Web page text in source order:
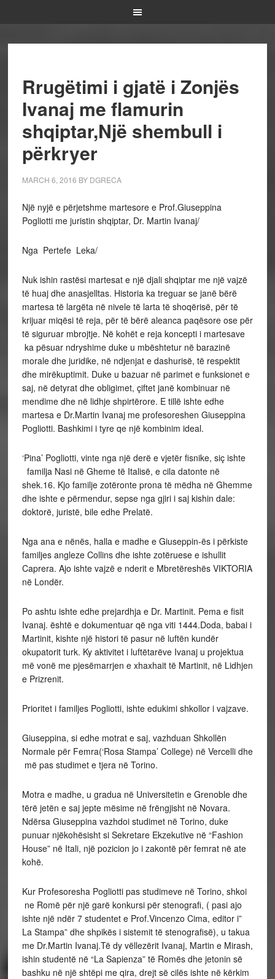
Rrugëtimi i gjatë i Zonjës
Ivanaj me flamurin
shqiptar,Një shembull i
përkryer
MARCH 6, 2016 BY DGRECA
Një nyjë e përjetshme martesore e Prof.Giuseppina
Pogliotti me juristin shqiptar, Dr. Martin Ivanaj/
Nga Pertefe Leka/
Nuk ishin rastësi martesat e një djali shqiptar me një vajzë
të huaj dhe anasjelltas. Historia ka treguar se janë bërë
martesa të largëta në nivele të larta të shoqërisë, për të
krijuar miqësi të reja, për të bërë aleanca paqësore ose për
të siguruar mbrojtje. Në kohët e reja koncepti i martesave
ka pësuar ndryshime duke u mbështetur në barazinë
morale dhe juridike, në ndjenjat e dashurisë, të respektit
dhe mirëkuptimit. Duke u bazuar në parimet e funksionet e
saj, në detyrat dhe obligimet, çiftet janë kombinuar në
mendime dhe në lidhje shpirtërore. E tillë ishte edhe
martesa e Dr.Martin Ivanaj me profesoreshen Giuseppina
Pogliotti. Bashkimi i tyre qe një kombinim ideal.
‘Pina’ Pogliotti, vinte nga një derë e vjetër fisnike, siç ishte
familja Nasi në Gheme të Italisë, e cila datonte në
shek.16. Kjo familje zotëronte prona të mëdha në Ghemme
dhe ishte e përmendur, sepse nga gjiri i saj kishin dale:
doktorë, juristë, bile edhe Prelatë.
Nga ana e nënës, halla e madhe e Giuseppin-ës i përkiste
familjes angleze Collins dhe ishte zotëruese e ishullit
Caprera. Ajo ishte vajzë e nderit e Mbretëreshës VIKTORIA
në Londër.
Po ashtu ishte edhe prejardhja e Dr. Martinit. Pema e fisit
Ivanaj. është e dokumentuar që nga viti 1444.Doda, babai i
Martinit, kishte një histori të pasur në luftën kundër
okupatorit turk. Ky aktivitet i luftëtarëve Ivanaj u projektua
më vonë me pjesëmarrjen e xhaxhait të Martinit, në Lidhjen
e Prizrenit.
Prioritet i familjes Pogliotti, ishte edukimi shkollor i vajzave.
Giuseppina, si edhe motrat e saj, vazhduan Shkollën
Normale për Femra(‘Rosa Stampa’ College) në Vercelli dhe
më pas studimet e tjera në Torino.
Motra e madhe, u gradua në Universitetin e Grenoble dhe
tërë jetën e saj jepte mësime në frëngjisht në Novara.
Ndërsa Giuseppina vazhdoi studimet në Torino, duke
punuar njëkohësisht si Sekretare Ekzekutive në “Fashion
House” në Itali, një pozicion jo i zakontë për femrat në ate
kohë.
Kur Profesoresha Pogliotti pas studimeve në Torino, shkoi
ne Romë për një garë konkursi për stenografi, ( pasi ajo
ishte një ndër 7 studentet e Prof.Vincenzo Cima, editor i”
La Stampa” dhe shpikës i sistemit të stenografisë), u takua
me Dr.Martin Ivanaj.Të dy vëllezërit Ivanaj, Martin e Mirash,
ishin studentë në “La Sapienza” të Romës dhe jetonin së
bashku në një shtëpi me qira, drejt së cilës ishte në kërkim